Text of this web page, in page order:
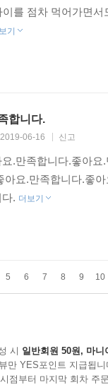
이를 점차 먹어가면
기
합니다.
2019-06-16 신고
.만족합니다.좋아
아요.만족합니다.좋
. 더보기
5 6 7 8 9 10
시 일반회원 50원, 마니
만 YES포인트 지급됩니
점부터 마지막 회차 주